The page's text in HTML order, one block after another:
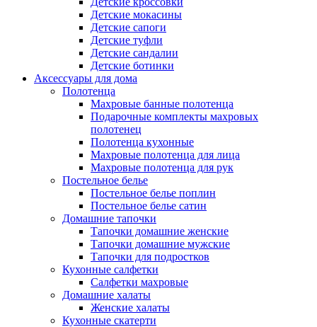
Детские мокасины
Детские сапоги
Детские туфли
Детские сандалии
Детские ботинки
Аксессуары для дома
Полотенца
Махровые банные полотенца
Подарочные комплекты махровых
полотенец
Полотенца кухонные
Махровые полотенца для лица
Махровые полотенца для рук
Постельное белье
Постельное белье поплин
Постельное белье сатин
Домашние тапочки
Тапочки домашние женские
Тапочки домашние мужские
Тапочки для подростков
Кухонные салфетки
Салфетки махровые
Домашние халаты
Женские халаты
Кухонные скатерти